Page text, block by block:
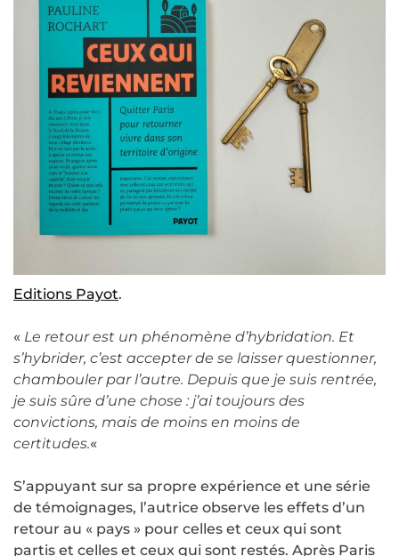
Editions Payot.
« Le retour est un phénomène d’hybridation. Et
s’hybrider, c’est accepter de se laisser questionner,
chambouler par l’autre. Depuis que je suis rentrée,
je suis sûre d’une chose : j’ai toujours des
convictions, mais de moins en moins de
certitudes.«
S’appuyant sur sa propre expérience et une série
de témoignages, l’autrice observe les effets d’un
retour au « pays » pour celles et ceux qui sont
partis et celles et ceux qui sont restés. Après Paris